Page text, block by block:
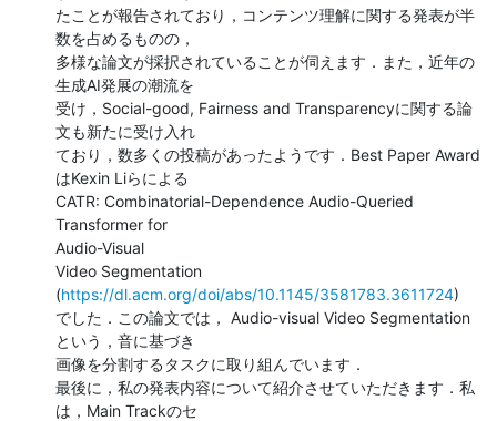
たことが報告されており，コンテンツ理解に関する発表が半
数を占めるものの，
多様な論文が採択されていることが伺えます．また，近年の
生成AI発展の潮流を
受け，Social-good, Fairness and Transparencyに関する論
文も新たに受け入れ
ており，数多くの投稿があったようです．Best Paper Award
はKexin Liらによる
CATR: Combinatorial-Dependence Audio-Queried
Transformer for
Audio-Visual
Video Segmentation
(https://dl.acm.org/doi/abs/10.1145/3581783.3611724)
でした．この論文では， Audio-visual Video Segmentation
という，音に基づき
画像を分割するタスクに取り組んでいます．
最後に，私の発表内容について紹介させていただきます．私
は，Main Trackのセ